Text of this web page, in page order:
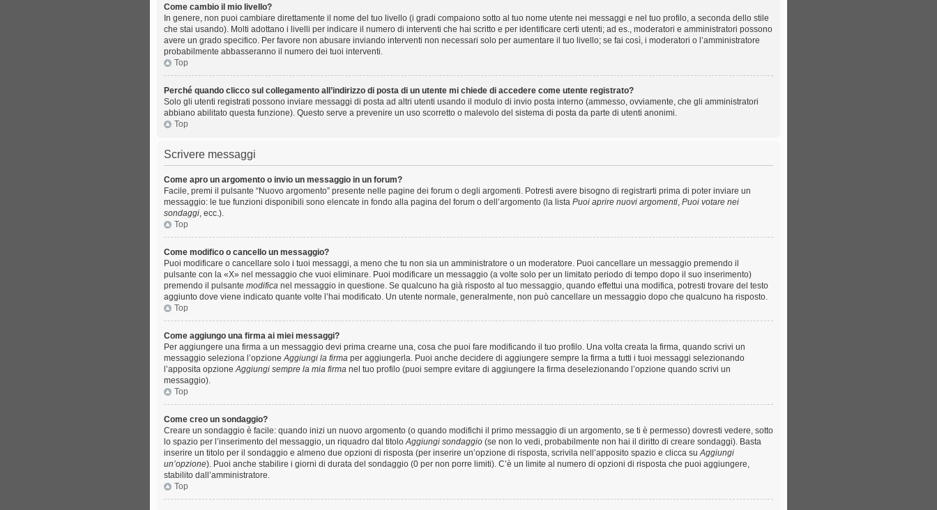
Come cambio il mio livello?
In genere, non puoi cambiare direttamente il nome del tuo livello (i gradi compaiono sotto al tuo nome utente nei messaggi e nel tuo profilo, a seconda dello stile
che stai usando). Molti adottano i livelli per indicare il numero di interventi che hai scritto e per identificare certi utenti; ad es., moderatori e amministratori possono
avere un grado specifico. Per favore non abusare inviando interventi non necessari solo per aumentare il tuo livello; se fai così, i moderatori o l’amministratore
probabilmente abbasseranno il numero dei tuoi interventi.
Top
Perché quando clicco sul collegamento all’indirizzo di posta di un utente mi chiede di accedere come utente registrato?
Solo gli utenti registrati possono inviare messaggi di posta ad altri utenti usando il modulo di invio posta interno (ammesso, ovviamente, che gli amministratori
abbiano abilitato questa funzione). Questo serve a prevenire un uso scorretto o malevolo del sistema di posta da parte di utenti anonimi.
Top
Scrivere messaggi
Come apro un argomento o invio un messaggio in un forum?
Facile, premi il pulsante “Nuovo argomento” presente nelle pagine dei forum o degli argomenti. Potresti avere bisogno di registrarti prima di poter inviare un
messaggio: le tue funzioni disponibili sono elencate in fondo alla pagina del forum o dell’argomento (la lista Puoi aprire nuovi argomenti, Puoi votare nei
sondaggi, ecc.).
Top
Come modifico o cancello un messaggio?
Puoi modificare o cancellare solo i tuoi messaggi, a meno che tu non sia un amministratore o un moderatore. Puoi cancellare un messaggio premendo il
pulsante con la «X» nel messaggio che vuoi eliminare. Puoi modificare un messaggio (a volte solo per un limitato periodo di tempo dopo il suo inserimento)
premendo il pulsante modifica nel messaggio in questione. Se qualcuno ha già risposto al tuo messaggio, quando effettui una modifica, potresti trovare del testo
aggiunto dove viene indicato quante volte l’hai modificato. Un utente normale, generalmente, non può cancellare un messaggio dopo che qualcuno ha risposto.
Top
Come aggiungo una firma ai miei messaggi?
Per aggiungere una firma a un messaggio devi prima crearne una, cosa che puoi fare modificando il tuo profilo. Una volta creata la firma, quando scrivi un
messaggio seleziona l’opzioneAggiungi la firma per aggiungerla. Puoi anche decidere di aggiungere sempre la firma a tutti i tuoi messaggi selezionando
l’apposita opzioneAggiungi sempre la mia firma nel tuo profilo (puoi sempre evitare di aggiungere la firma deselezionando l’opzione quando scrivi un
messaggio).
Top
Come creo un sondaggio?
Creare un sondaggio è facile: quando inizi un nuovo argomento (o quando modifichi il primo messaggio di un argomento, se ti è permesso) dovresti vedere, sotto
lo spazio per l’inserimento del messaggio, un riquadro dal titoloAggiungi sondaggio (se non lo vedi, probabilmente non hai il diritto di creare sondaggi). Basta
inserire un titolo per il sondaggio e almeno due opzioni di risposta (per inserire un’opzione di risposta, scrivila nell’apposito spazio e clicca suAggiungi
un’opzione). Puoi anche stabilire i giorni di durata del sondaggio (0 per non porre limiti). C’è un limite al numero di opzioni di risposta che puoi aggiungere,
stabilito dall’amministratore.
Top